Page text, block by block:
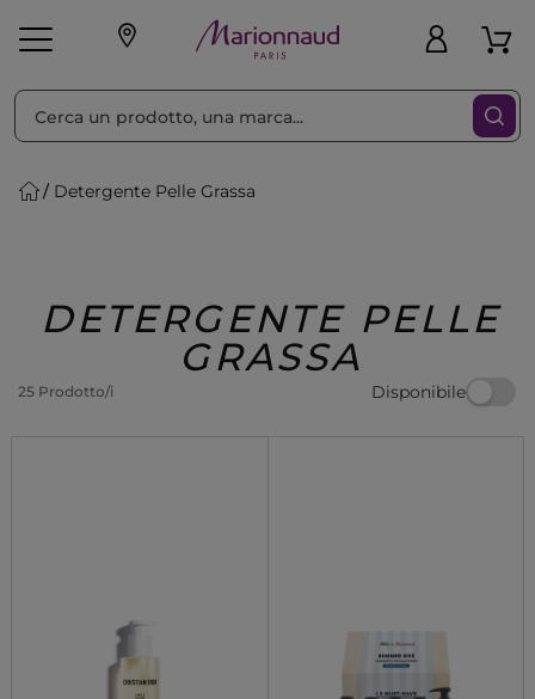
Make-up Profumi
Regalo
Detergente Pelle Grassa
DETERGENTE PELLE
GRASSA
25 Prodotto/i Disponibile
Ordina per Filtra